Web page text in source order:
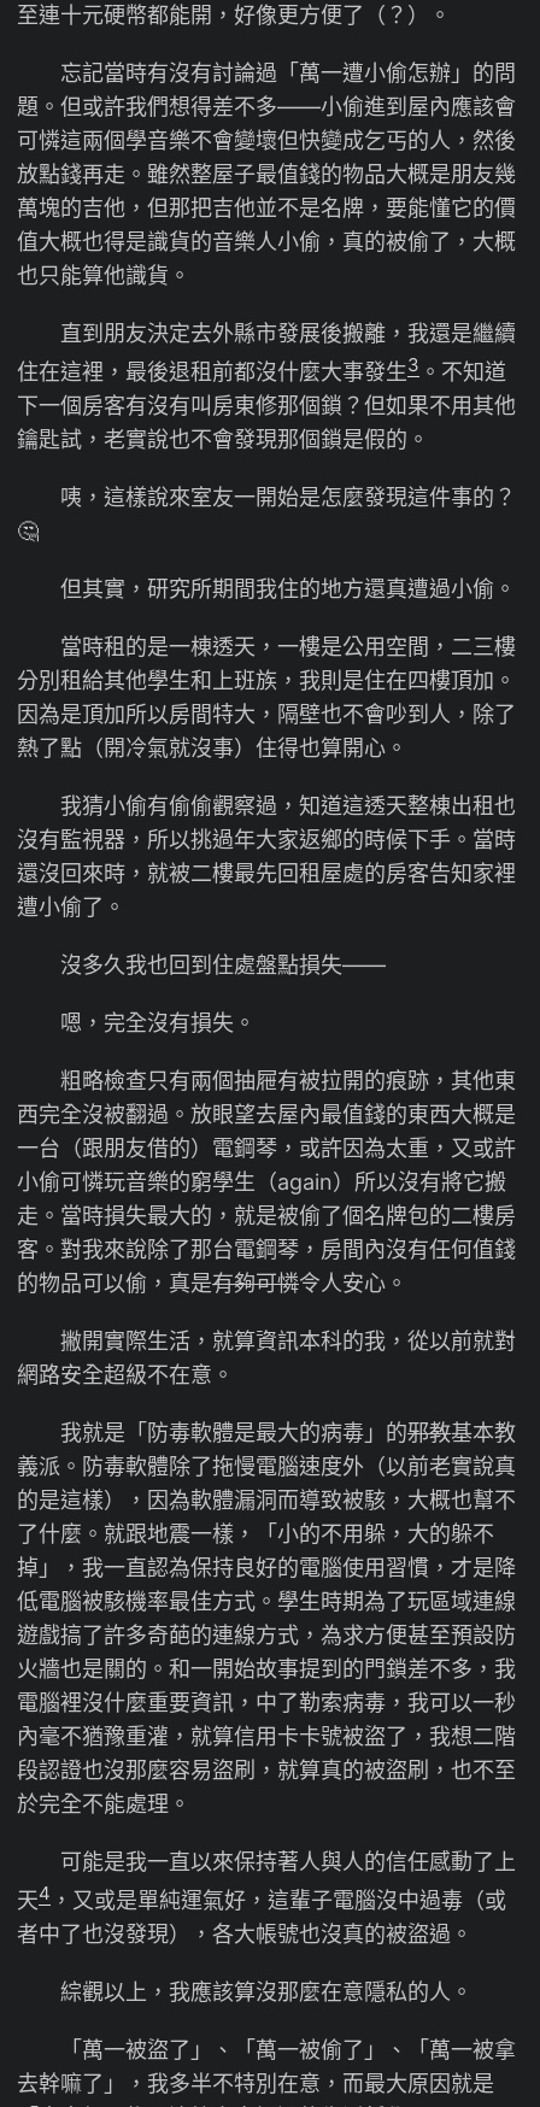
至連十元硬幣都能開，好像更方便了（？）。
忘記當時有沒有討論過「萬一遭小偷怎辦」的問
題。但或許我們想得差不多——小偷進到屋內應該會
可憐這兩個學音樂不會變壞但快變成乞丐的人，然後
放點錢再走。雖然整屋子最值錢的物品大概是朋友幾
萬塊的吉他，但那把吉他並不是名牌，要能懂它的價
值大概也得是識貨的音樂人小偷，真的被偷了，大概
也只能算他識貨。
直到朋友決定去外縣市發展後搬離，我還是繼續
住在這裡，最後退租前都沒什麼大事發生3 。不知道
下一個房客有沒有叫房東修那個鎖？但如果不用其他
鑰匙試，老實說也不會發現那個鎖是假的。
咦，這樣說來室友一開始是怎麼發現這件事的？
🤔
但其實，研究所期間我住的地方還真遭過小偷。
當時租的是一棟透天，一樓是公用空間，二三樓
分別租給其他學生和上班族，我則是住在四樓頂加。
因為是頂加所以房間特大，隔壁也不會吵到人，除了
熱了點（開冷氣就沒事）住得也算開心。
我猜小偷有偷偷觀察過，知道這透天整棟出租也
沒有監視器，所以挑過年大家返鄉的時候下手。當時
還沒回來時，就被二樓最先回租屋處的房客告知家裡
遭小偷了。
沒多久我也回到住處盤點損失——
嗯，完全沒有損失。
粗略檢查只有兩個抽屜有被拉開的痕跡，其他東
西完全沒被翻過。放眼望去屋內最值錢的東西大概是
一台（跟朋友借的）電鋼琴，或許因為太重，又或許
小偷可憐玩音樂的窮學生（again）所以沒有將它搬
走。當時損失最大的，就是被偷了個名牌包的二樓房
客。對我來說除了那台電鋼琴，房間內沒有任何值錢
的物品可以偷，真是有夠可憐令人安心。
撇開實際生活，就算資訊本科的我，從以前就對
網路安全超級不在意。
我就是「防毒軟體是最大的病毒」的邪教基本教
義派。防毒軟體除了拖慢電腦速度外（以前老實說真
的是這樣），因為軟體漏洞而導致被駭，大概也幫不
了什麼。就跟地震一樣，「小的不用躲，大的躲不
掉」，我一直認為保持良好的電腦使用習慣，才是降
低電腦被駭機率最佳方式。學生時期為了玩區域連線
遊戲搞了許多奇葩的連線方式，為求方便甚至預設防
火牆也是關的。和一開始故事提到的門鎖差不多，我
電腦裡沒什麼重要資訊，中了勒索病毒，我可以一秒
內毫不猶豫重灌，就算信用卡卡號被盜了，我想二階
段認證也沒那麼容易盜刷，就算真的被盜刷，也不至
於完全不能處理。
可能是我一直以來保持著人與人的信任感動了上
天4 ，又或是單純運氣好，這輩子電腦沒中過毒（或
者中了也沒發現），各大帳號也沒真的被盜過。
綜觀以上，我應該算沒那麼在意隱私的人。
「萬一被盜了」、「萬一被偷了」、「萬一被拿
去幹嘛了」，我多半不特別在意，而最大原因就是